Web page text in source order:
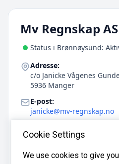
Mv Regnskap AS
Status i Brønnøysund:
Adresse:
c/o Janicke Vågenes
5936 Manger
E-post:
janicke@mv-regnskap.no
922 52 797
Mobil:
Cookie Settings
We use cookies to give